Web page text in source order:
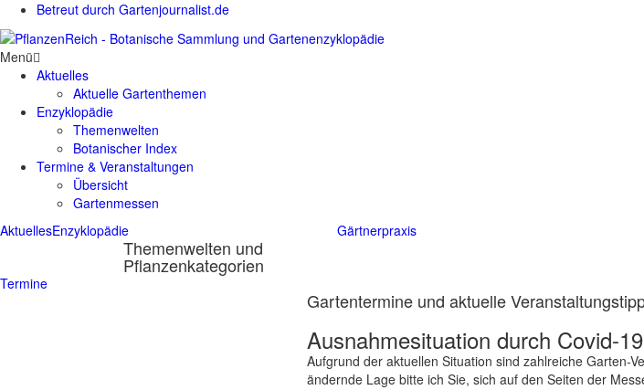
Betreut durch Gartenjournalist.de
AktuellesEnzyklopädie
Themenwelten und
Pflanzenkategorien
Gärtnerpraxis
Termine
Gartentermine und aktuelle
Ausnahmesituation durch Covid-19
Aufgrund der aktuellen Situation sind zahlreiche Garten-
ändernde Lage bitte ich Sie, sich auf den Seiten der
Menü
Aktuelles
Aktuelle Gartenthemen
Enzyklopädie
Themenwelten
Botanischer Index
Termine & Veranstaltungen
Übersicht
Gartenmessen